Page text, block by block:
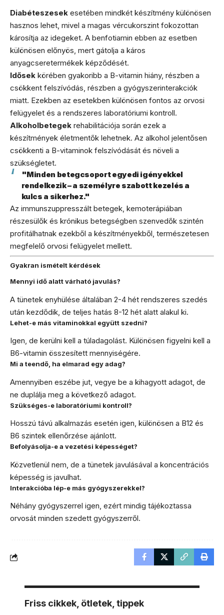
Diabéteszesek esetében mindkét készítmény különösen
hasznos lehet, mivel a magas vércukorszint fokozottan
károsítja az idegeket. A benfotiamin ebben az esetben
különösen előnyös, mert gátolja a káros
anyagcseretermékek képződését.
Idősek körében gyakoribb a B-vitamin hiány, részben a
csökkent felszívódás, részben a gyógyszerinterakciók
miatt. Ezekben az esetekben különösen fontos az orvosi
felügyelet és a rendszeres laboratóriumi kontroll.
Alkoholbetegek rehabilitációja során ezek a
készítmények életmentők lehetnek. Az alkohol jelentősen
csökkenti a B-vitaminok felszívódását és növeli a
szükségletet.
"Minden betegcsoport egyedi igényekkel
rendelkezik – a személyre szabott kezelés a
kulcs a sikerhez."
Az immunszuppresszált betegek, kemoterápiában
részesülők és krónikus betegségben szenvedők szintén
profitálhatnak ezekből a készítményekből, természetesen
megfelelő orvosi felügyelet mellett.
Gyakran ismételt kérdések
Mennyi idő alatt várható javulás?
A tünetek enyhülése általában 2-4 hét rendszeres szedés
után kezdődik, de teljes hatás 8-12 hét alatt alakul ki.
Lehet-e más vitaminokkal együtt szedni?
Igen, de kerülni kell a túladagolást. Különösen figyelni kell a
B6-vitamin összesített mennyiségére.
Mi a teendő, ha elmarad egy adag?
Amennyiben eszébe jut, vegye be a kihagyott adagot, de
ne duplálja meg a következő adagot.
Szükséges-e laboratóriumi kontroll?
Hosszú távú alkalmazás esetén igen, különösen a B12 és
B6 szintek ellenőrzése ajánlott.
Befolyásolja-e a vezetési képességet?
Közvetlenül nem, de a tünetek javulásával a koncentrációs
képesség is javulhat.
Interakcióba lép-e más gyógyszerekkel?
Néhány gyógyszerrel igen, ezért mindig tájékoztassa
orvosát minden szedett gyógyszerről.
Friss cikkek, ötletek, tippek